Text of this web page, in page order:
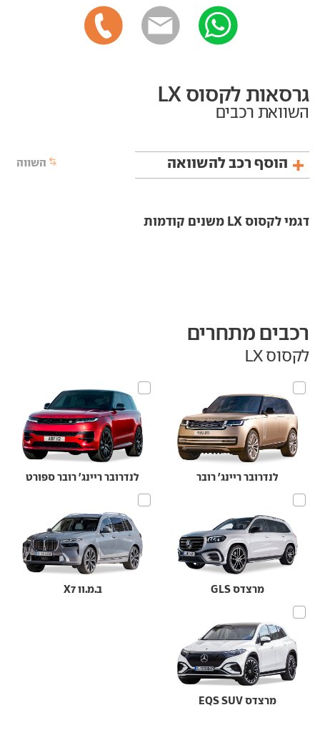
גרסאות לקסוס LX
השוואת רכבים
הוסף רכב להשוואה השווה
דגמי לקסוס LX משנים קודמות
רכבים מתחרים
לקסוס LX
לנדרובר ריינג' רובר לנדרובר ריינג' רובר ספורט
מרצדס GLS ב.מ.וו X7
מרצדס EQS SUV